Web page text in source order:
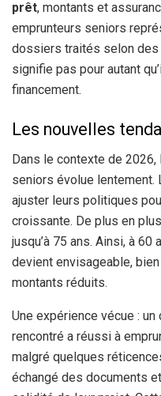
prêt, montants et
emprunteurs seniors
dossiers traités selon des
signifie pas pour autant
financement.
Les nouvelles
Dans le contexte de
seniors évolue lentement.
ajuster leurs politiques
croissante. De plus en
jusqu’à 75 ans. Ainsi, à 60
devient envisageable,
montants réduits.
Une expérience vécue :
rencontré a réussi à
malgré quelques
échangé des documents